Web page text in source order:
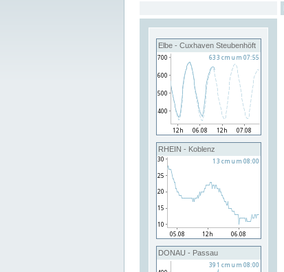
Elbe - Cuxhaven Steubenhöft
RHEIN - Koblenz
DONAU - Passau